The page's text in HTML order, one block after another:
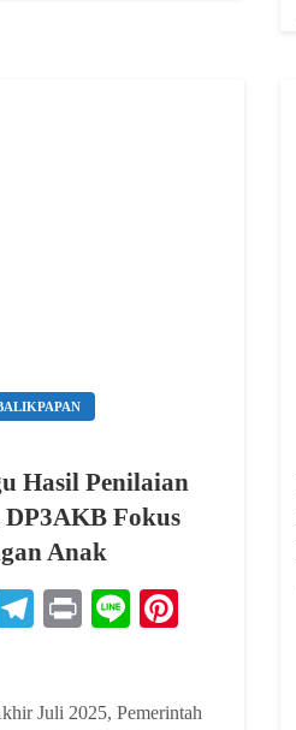
Hasil Penilaian
Fokus
Anak
Telegram
PrintLine
Juli 2025, Pemerintah